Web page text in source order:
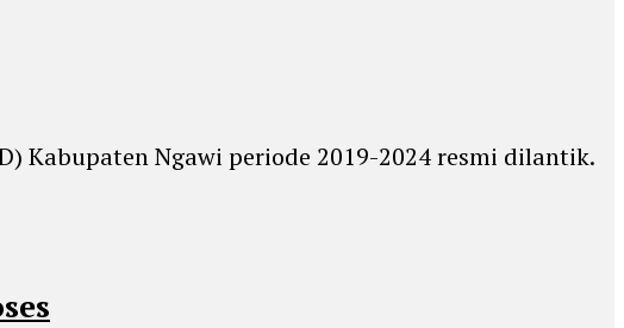
Kabupaten Ngawi periode 2019-2024 resmi dilantik.